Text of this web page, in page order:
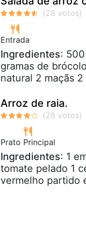
Entrada
Ingredientes:
gramas de
natural 2 maçãs
Arroz de raia.
Prato Principal
Ingredientes: 1
tomate pelado 1
vermelho partido